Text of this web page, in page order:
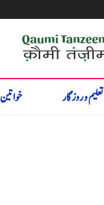
تعلیم و روزگار خواتین